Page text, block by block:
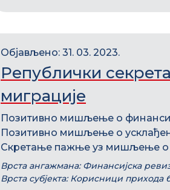
Објављено: 31. 03. 2023.
Републички
миграције
Позитивно мишљење о
Позитивно мишљење о
Скретање пажње уз мишљење о
Врста ангажмана: Финансијска
Врста субјекта: Корисници прихода